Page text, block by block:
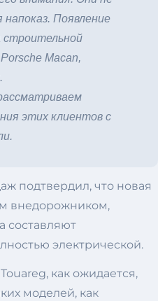
Появление
строительной
Macan,
этих клиентов с
подтвердил, что новая
внедорожником,
составляют
электрической.
как ожидается,
моделей, как